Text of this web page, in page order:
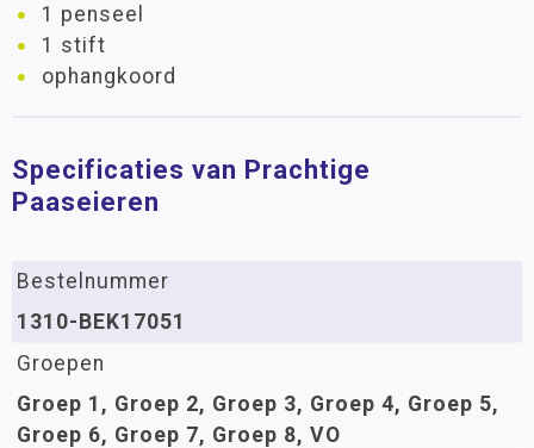
1 penseel
1 stift
ophangkoord
Specificaties van Prachtige
Paaseieren
Bestelnummer
1310-BEK17051
Groepen
Groep 1, Groep 2, Groep 3, Groep 4, Groep 5,
Groep 6, Groep 7, Groep 8, VO